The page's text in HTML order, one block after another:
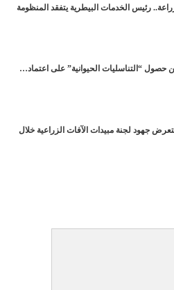
رئيس الخدمات البيطرية يتفقد المنظومة
حصول “التناسليات الحيوانية” على اعتماد…
جهود لجنة مبيدات الآفات الزراعية خلال